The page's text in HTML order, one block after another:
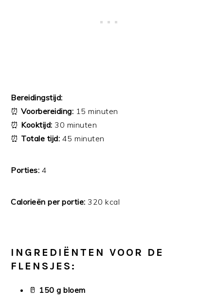
Bereidingstijd:
⏰Voorbereiding: 15 minuten
⏰ Kooktijd: 30 minuten
⏰ Totale tijd: 45 minuten
Porties: 4
Calorieën per portie: 320 kcal
INGREDIËNTEN VOOR DE
FLENSJES:
🥛 150 g bloem